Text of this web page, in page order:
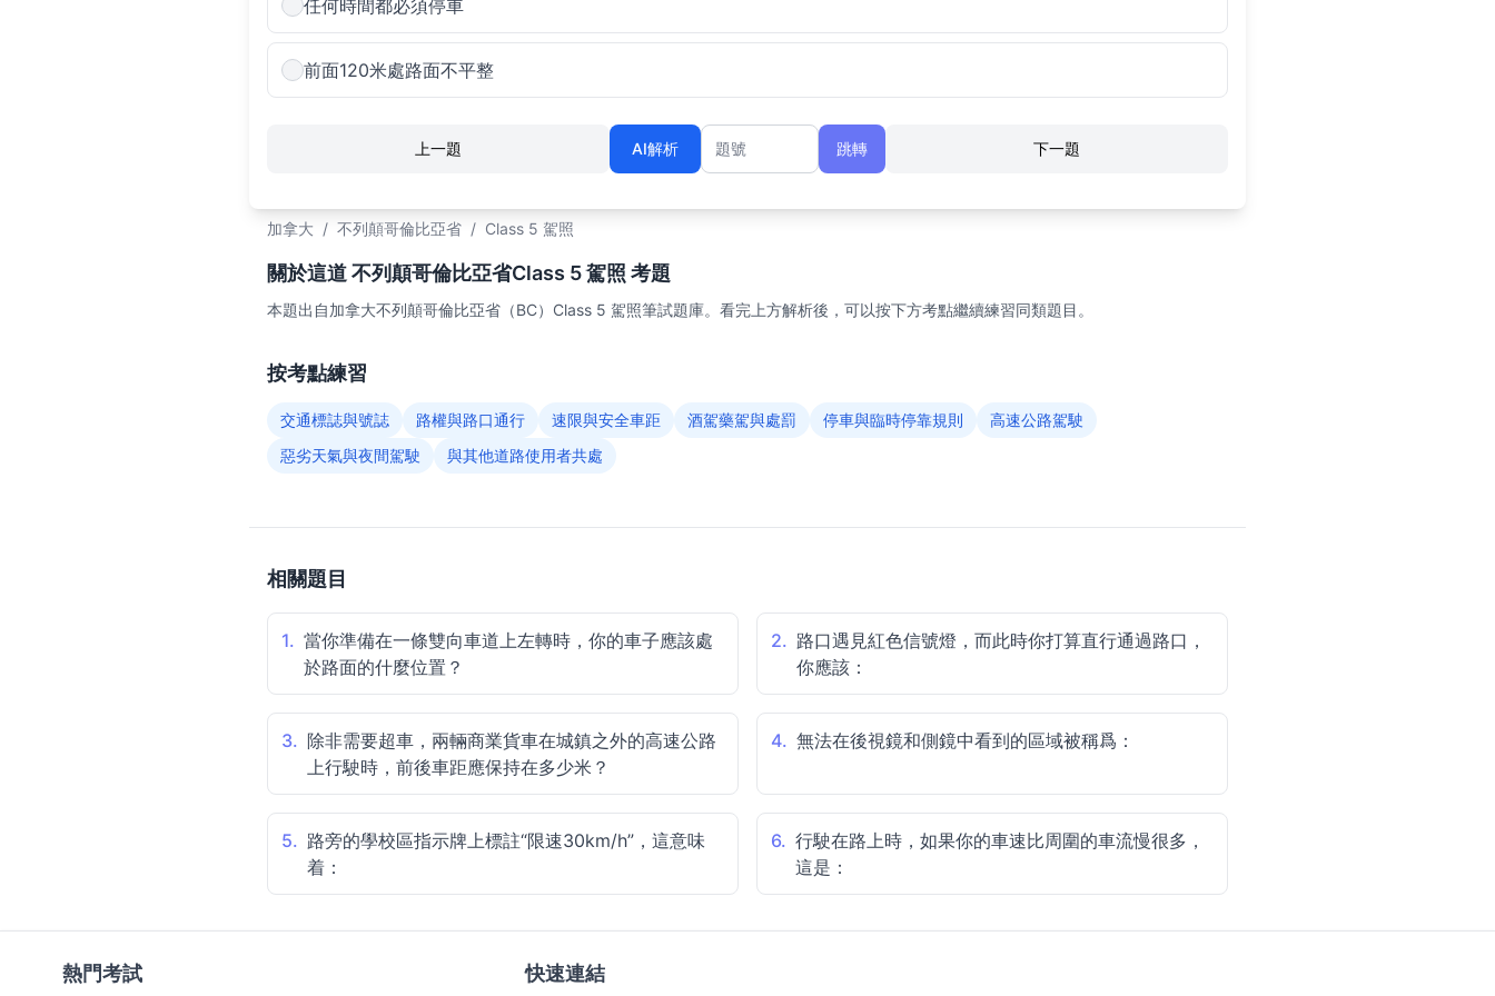
任何時間都必須停車
前面120米處路面不平整
上一題 下一題
AI解析
題號
跳轉
加拿大 / 不列顛哥倫比亞省 / Class 5 駕照
關於這道 不列顛哥倫比亞省Class 5 駕照 考題
本題出自加拿大不列顛哥倫比亞省（BC）Class 5 駕照筆試題庫。看完上方解析後，可以按下方考點繼續練習同類題目。
按考點練習
交通標誌與號誌 路權與路口通行 速限與安全車距 酒駕藥駕與處罰 停車與臨時停靠規則
高速公路駕駛
惡劣天氣與夜間駕駛
與其他道路使用者共處
相關題目
1. 當你準備在一條雙向車道上左轉時，你的車子應該處
於路面的什麼位置？
2. 路口遇見紅色信號燈，而此時你打算直行通過路口，
你應該：
3. 除非需要超車，兩輛商業貨車在城鎮之外的高速公路
上行駛時，前後車距應保持在多少米？
4. 無法在後視鏡和側鏡中看到的區域被稱爲：
5. 路旁的學校區指示牌上標註“限速30km/h”，這意味
着：
6. 行駛在路上時，如果你的車速比周圍的車流慢很多，
這是：
熱門考試 快速連結